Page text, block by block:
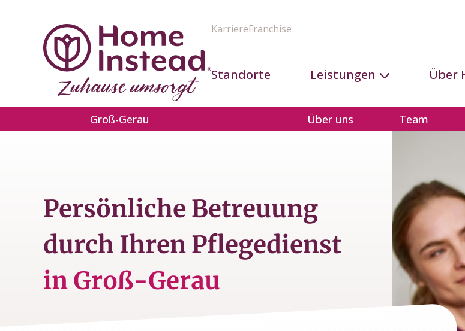
KarriereFranchise
Standorte Leistungen Über
Groß-Gerau Über uns Team
Persönliche Betreuung
durch Ihren Pflegedienst
in Groß-Gerau